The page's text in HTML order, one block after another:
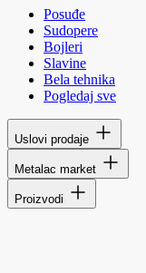
Posuđe
Sudopere
Bojleri
Slavine
Bela tehnika
Pogledaj sve
Uslovi prodaje
Metalac market
Proizvodi